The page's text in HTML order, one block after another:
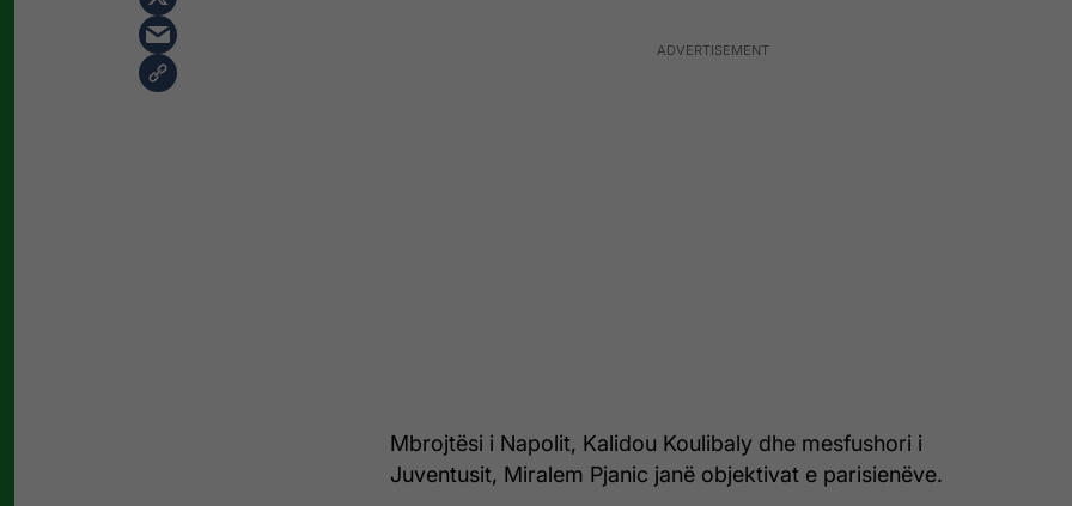
Mbrojtësi i Napolit, Kalidou Koulibaly dhe mesfushori i
Juventusit, Miralem Pjanic janë objektivat e parisienëve.